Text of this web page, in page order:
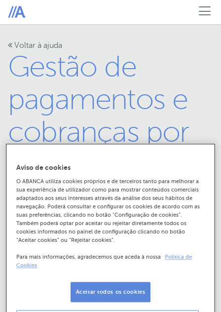
Voltar à ajuda
Gestão de
pagamentos e
cobranças por
ficheiro
O que acontece se a
minha empresa enviar um
pagamento com a
Aviso de cookies
O ABANCA utiliza cookies próprios e de terceiros tanto para melhorar a
sua experiência de utilizador como para mostrar conteúdos comerciais
adaptados aos seus interesses através da análise dos seus hábitos de
navegação. Poderá consultar e configurar os cookies de acordo com as
suas preferências, clicando no botão "Configuração de cookies”.
Também poderá optar por aceitar ou rejeitar diretamente todos os
cookies informados no painel de configuração clicando no botão
“Aceitar cookies” ou “Rejeitar cookies”.
Para mais informações, agradecemos que aceda à nossa
Política de
Cookies
Aceitar todos os cookies